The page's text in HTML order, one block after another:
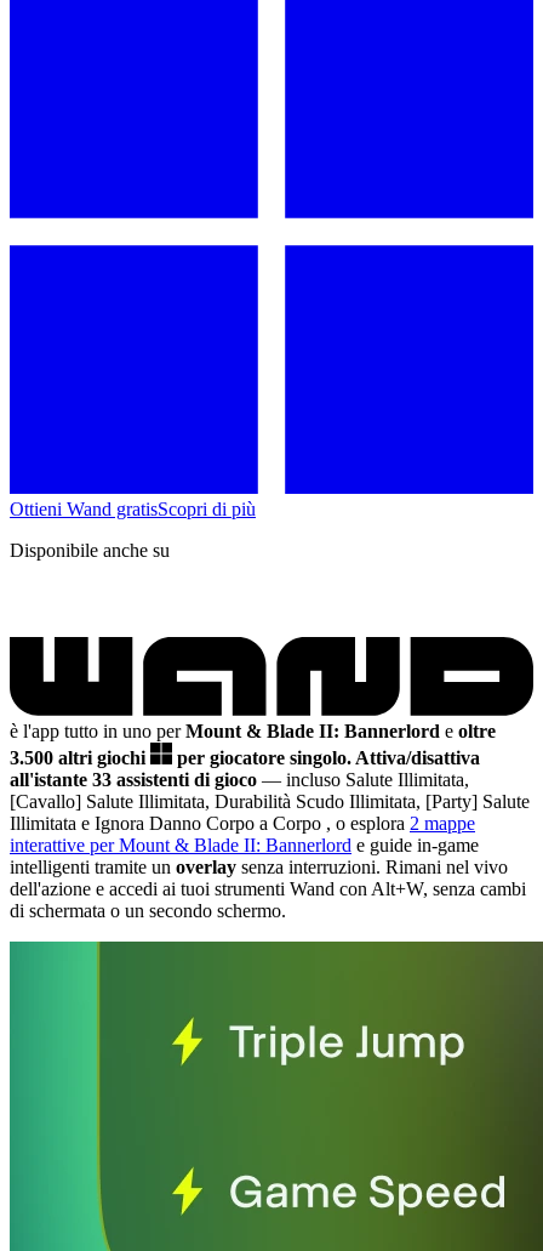
Ottieni Wand gratisScopri di più
Disponibile anche su
è l'app tutto in uno perMount & Blade II: Bannerlord e oltre
3.500 altri giochi
per giocatore singolo. Attiva/disattiva
all'istante 33 assistenti di gioco — incluso Salute Illimitata,
[Cavallo] Salute Illimitata, Durabilità Scudo Illimitata, [Party] Salute
Illimitata e Ignora Danno Corpo a Corpo , o esplora 2 mappe
interattive per Mount & Blade II: Bannerlord e guide in-game
intelligenti tramite un overlay senza interruzioni. Rimani nel vivo
dell'azione e accedi ai tuoi strumenti Wand con Alt+W, senza cambi
di schermata o un secondo schermo.